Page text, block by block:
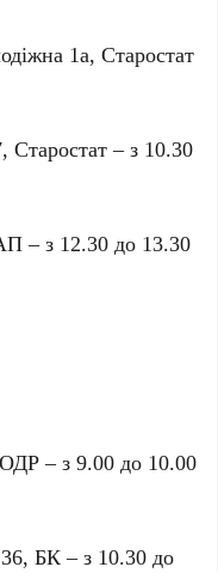
1а, Старостат
Старостат – з 10.30
– з 12.30 до 13.30
– з 9.00 до 10.00
БК – з 10.30 до